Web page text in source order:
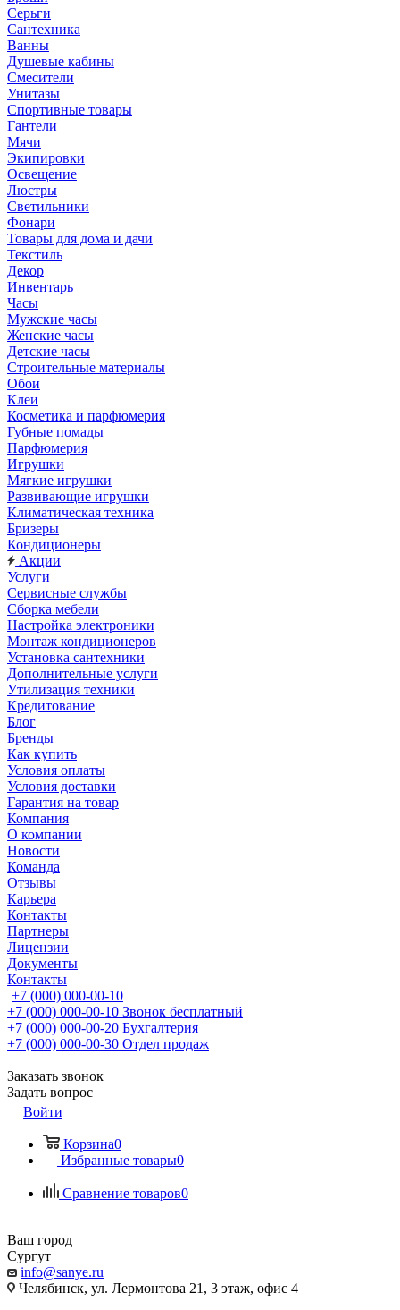
Серьги
Сантехника
Ванны
Душевые кабины
Смесители
Унитазы
Спортивные товары
Гантели
Мячи
Экипировки
Освещение
Люстры
Светильники
Фонари
Товары для дома и дачи
Текстиль
Декор
Инвентарь
Часы
Мужские часы
Женские часы
Детские часы
Строительные материалы
Обои
Клеи
Косметика и парфюмерия
Губные помады
Парфюмерия
Игрушки
Мягкие игрушки
Развивающие игрушки
Климатическая техника
Бризеры
Кондиционеры
Акции
Услуги
Сервисные службы
Сборка мебели
Настройка электроники
Монтаж кондиционеров
Установка сантехники
Дополнительные услуги
Утилизация техники
Кредитование
Блог
Бренды
Как купить
Условия оплаты
Условия доставки
Гарантия на товар
Компания
О компании
Новости
Команда
Отзывы
Карьера
Контакты
Партнеры
Лицензии
Документы
Контакты
+7 (000) 000-00-10
+7 (000) 000-00-10 Звонок бесплатный
+7 (000) 000-00-20 Бухгалтерия
+7 (000) 000-00-30 Отдел продаж
Заказать звонок
Задать вопрос
Войти
Корзина0
Избранные товары0
Сравнение товаров0
Ваш город
Сургут
info@sanye.ru
Челябинск, ул. Лермонтова 21, 3 этаж, офис 4